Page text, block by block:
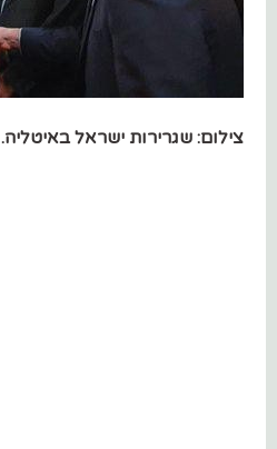
צילום: שגרירות ישראל באיטליה.